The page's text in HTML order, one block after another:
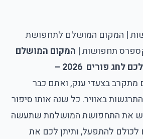
| המקום המושלם לתחפושת
תחפושות| המקום המושלם
לתחפושת הבאה שלכם לחג פורים 2026 –
מתקרב בצעדי ענק, ואתם כבר
באוויר. כל שנה אותו סיפור
את התחפושת המושלמת שתעשה
לכולם להתפעל, ותיתן לכם את